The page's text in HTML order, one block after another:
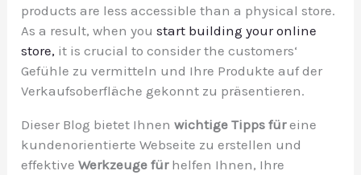
products are less accessible than a physical store.
As a result, when youstart building your online
store, it is crucial to consider the customers‘
Gefühle zu vermitteln und Ihre Produkte auf der
Verkaufsoberfläche gekonnt zu präsentieren.
Dieser Blog bietet Ihnenwichtige Tipps füreine
kundenorientierte Webseite zu erstellen und
effektive Werkzeuge fürhelfen Ihnen, Ihre